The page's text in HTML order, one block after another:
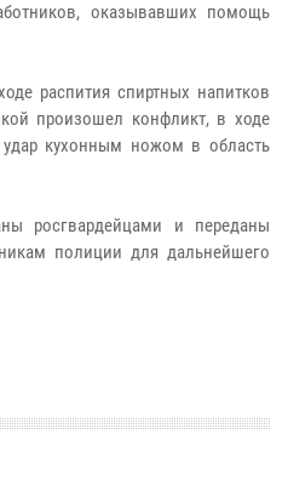
оказывавших помощь
распития спиртных напитков
произошел конфликт, в ходе
удар кухонным ножом в область
росгвардейцами и переданы
полиции для дальнейшего